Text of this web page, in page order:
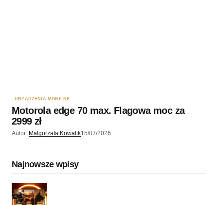
URZĄDZENIA MOBILNE
Motorola edge 70 max. Flagowa moc za
2999 zł
Autor: Malgorzata Kowalik15/07/2026
Najnowsze wpisy